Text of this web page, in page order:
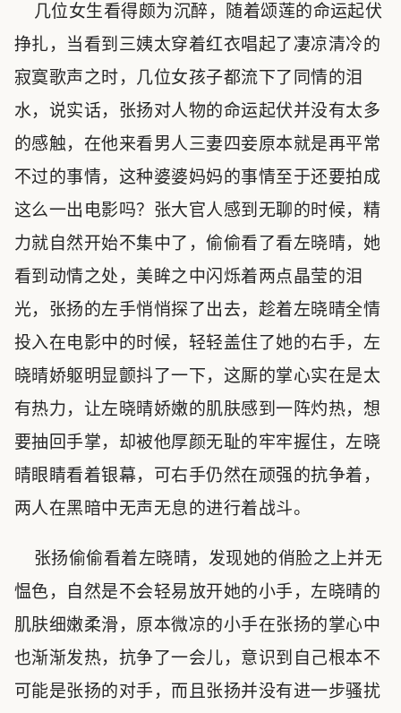
几位女生看得颇为沉醉，随着颂莲的命运起伏
挣扎，当看到三姨太穿着红衣唱起了凄凉清冷的
寂寞歌声之时，几位女孩子都流下了同情的泪
水，说实话，张扬对人物的命运起伏并没有太多
的感触，在他来看男人三妻四妾原本就是再平常
不过的事情，这种婆婆妈妈的事情至于还要拍成
这么一出电影吗？张大官人感到无聊的时候，精
力就自然开始不集中了，偷偷看了看左晓晴，她
看到动情之处，美眸之中闪烁着两点晶莹的泪
光，张扬的左手悄悄探了出去，趁着左晓晴全情
投入在电影中的时候，轻轻盖住了她的右手，左
晓晴娇躯明显颤抖了一下，这厮的掌心实在是太
有热力，让左晓晴娇嫩的肌肤感到一阵灼热，想
要抽回手掌，却被他厚颜无耻的牢牢握住，左晓
晴眼睛看着银幕，可右手仍然在顽强的抗争着，
两人在黑暗中无声无息的进行着战斗。
张扬偷偷看着左晓晴，发现她的俏脸之上并无
愠色，自然是不会轻易放开她的小手，左晓晴的
肌肤细嫩柔滑，原本微凉的小手在张扬的掌心中
也渐渐发热，抗争了一会儿，意识到自己根本不
可能是张扬的对手，而且张扬并没有进一步骚扰